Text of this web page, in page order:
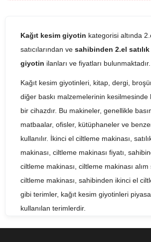
Kağıt kesim giyotin kategorisi altında
satıcılarından ve sahibinden 2.el
giyotin ilanları ve fiyatları bulunmaktadır.
Kağıt kesim giyotinleri, kitap, dergi,
diğer baskı malzemelerinin kesilmesinde
bir cihazdır. Bu makineler, genellikle
matbaalar, ofisler, kütüphaneler ve
kullanılır. İkinci el ciltleme makinası,
makinası, ciltleme makinası fiyatı,
ciltleme makinası, ciltleme makinası alım
ciltleme makinası, sahibinden ikinci el
gibi terimler, kağıt kesim giyotinleri
kullanılan terimlerdir.